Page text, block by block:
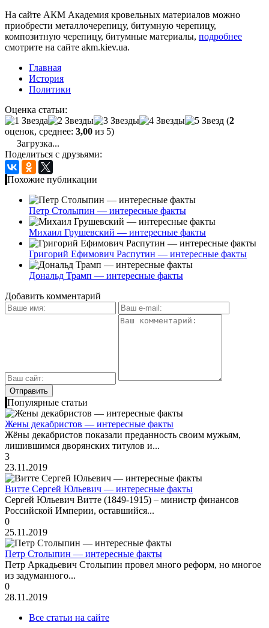
На сайте АКМ Академия кровельных материалов можно
приобрести металлочерепицу, битумную черепицу,
композитную черепицу, битумные материалы, подробнее
смотрите на сайте akm.kiev.ua.
Главная
История
Политики
Оценка статьи:
(2
оценок, среднее: 3,00 из 5)
Загрузка...
Поделиться с друзьями:
Похожие публикации
Петр Столыпин — интересные факты
Михаил Грушевский — интересные факты
Григорий Ефимович Распутин — интересные факты
Дональд Трамп — интересные факты
Добавить комментарий
Популярные статьи
Жены декабристов — интересные факты
Жёны декабристов показали преданность своим мужьям,
лишившимся дворянских титулов и...
3
23.11.2019
Витте Сергей Юльевич — интересные факты
Сергей Юльевич Витте (1849-1915) – министр финансов
Российской Империи, оставшийся...
0
25.11.2019
Петр Столыпин — интересные факты
Петр Аркадьевич Столыпин провел много реформ, но многое
из задуманного...
0
28.11.2019
Все статьи на сайте